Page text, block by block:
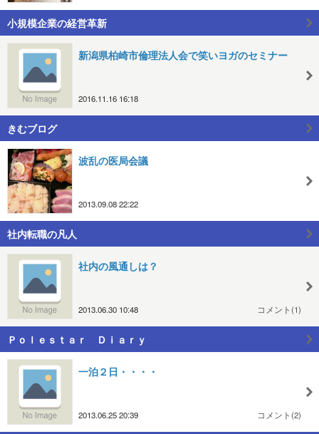
小規模企業の経営革新
新潟県柏崎市倫理法人会で笑いヨガのセミナー
2016.11.16 16:18
きむブログ
波乱の医局会議
2013.09.08 22:22
社内転職の凡人
社内の風通しは？
2013.06.30 10:48 コメント(1)
Ｐｏｌｅｓｔａｒ Ｄｉａｒｙ
一泊２日・・・・
2013.06.25 20:39 コメント(2)